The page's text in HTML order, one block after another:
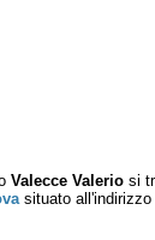
Valecce Valerio si
situato all'indirizzo